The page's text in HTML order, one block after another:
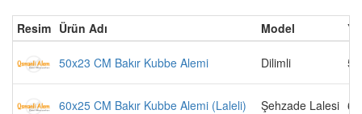
Resim Ürün Adı Model
50x23 CM Bakır Kubbe Alemi Dilimli
60x25 CM Bakır Kubbe Alemi (Laleli) Şehzade Lalesi